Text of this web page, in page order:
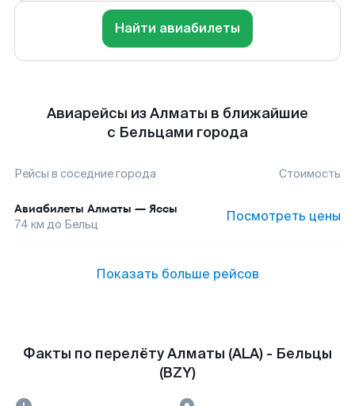
Найти авиабилеты
Авиарейсы из Алматы в ближайшие
с Бельцами города
Рейсы в соседние города Стоимость
Авиабилеты Алматы — Яссы
74 км до Бельц Посмотреть цены
Показать больше рейсов
Факты по перелёту Алматы (ALA) - Бельцы
(BZY)